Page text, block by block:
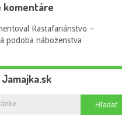
komentáre
Rastafariánstvo –
podoba náboženstva